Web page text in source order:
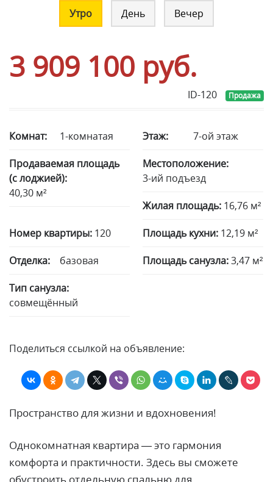
Утро День Вечер
3 909 100 руб.
ID-120 Продажа
Комнат: 1-комнатая Этаж: 7-ой этаж
Продаваемая площадь
(с лоджией):
40,30 м²
Местоположение:
3-ий подъезд
Жилая площадь: 16,76 м²
Номер квартиры: 120 Площадь кухни: 12,19 м²
Отделка: базовая Площадь санузла: 3,47 м²
Тип санузла:
совмещённый
Поделиться ссылкой на объявление:
Пространство для жизни и вдохновения!
Однокомнатная квартира — это гармония
комфорта и практичности. Здесь вы сможете